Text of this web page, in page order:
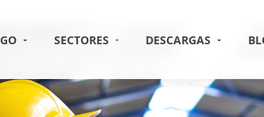
SECTORES DESCARGAS